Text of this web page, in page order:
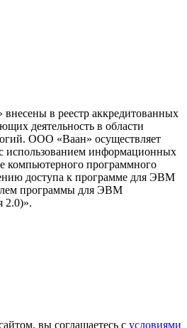
в реестр аккредитованных
деятельность в области
ООО «Ваан» осуществляет
использованием информационных
компьютерного программного
доступа к программе для ЭВМ
программы для ЭВМ
2.0)».
вы соглашаетесь с условиями